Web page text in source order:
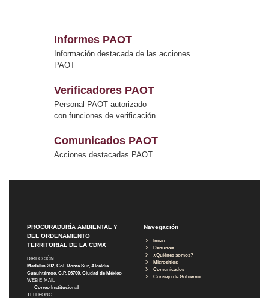
Informes PAOT
Información destacada de las acciones
PAOT
Verificadores PAOT
Personal PAOT autorizado
con funciones de verificación
Comunicados PAOT
Acciones destacadas PAOT
PROCURADURÍA AMBIENTAL Y
DEL ORDENAMIENTO
TERRITORIAL DE LA CDMX
DIRECCIÓN
Medellín 202, Col. Roma Sur, Alcaldía
Cuauhtémoc, C.P. 06700, Ciudad de México
WEB E-MAIL
Correo Institucional
TELÉFONO
Navegación
Inicio
Denuncia
¿Quiénes somos?
Micrositios
Comunicados
Consejo de Gobierno